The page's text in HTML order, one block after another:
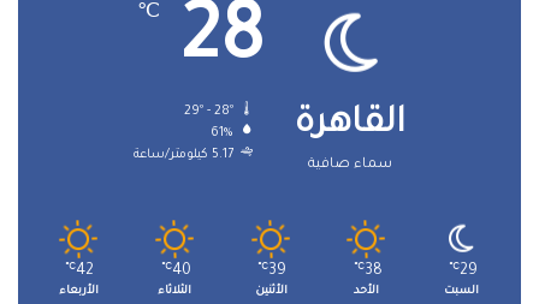
القاهرة
سماء صافية
28
℃
61%
5.17 كيلومتر/ساعة
29
℃
السبت
38
℃
الأحد
39
℃
الأثنين
40
℃
الثلاثاء
42
℃
الأربعاء